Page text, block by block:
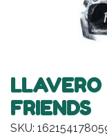
FRIENDS
SKU: